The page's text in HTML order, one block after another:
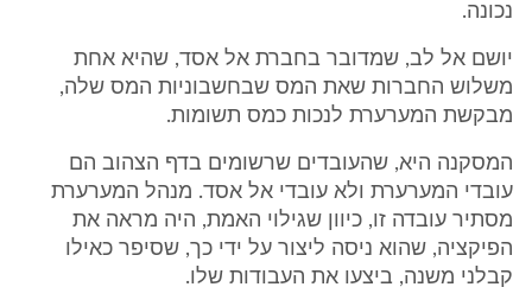
נכונה.
יושם אל לב, שמדובר בחברת אל אסד, שהיא אחת
משלוש החברות שאת המס שבחשבוניות המס שלה,
מבקשת המערערת לנכות כמס תשומות.
המסקנה היא, שהעובדים שרשומים בדף הצהוב הם
עובדי המערערת ולא עובדי אל אסד. מנהל המערערת
מסתיר עובדה זו, כיוון שגילוי האמת, היה מראה את
הפיקציה, שהוא ניסה ליצור על ידי כך, שסיפר כאילו
קבלני משנה, ביצעו את העבודות שלו.